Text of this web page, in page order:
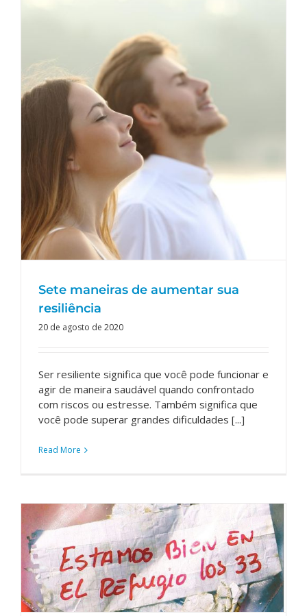
Sete maneiras de aumentar sua
resiliência
Editoriais
Sete maneiras de aumentar sua
resiliência
20 de agosto de 2020
Ser resiliente significa que você pode funcionar e
agir de maneira saudável quando confrontado
com riscos ou estresse. Também significa que
você pode superar grandes dificuldades [...]
Read More
“Estamos bem no refúgio os 33” Uma
leitura sobre incidentes críticos
Editoriais